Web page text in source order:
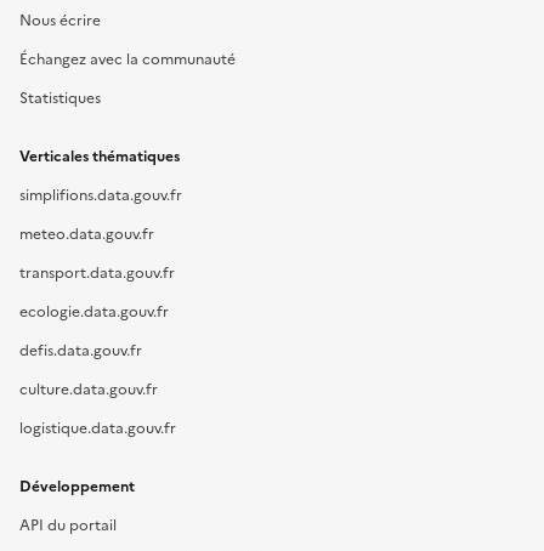
Nous écrire
Échangez avec la communauté
Statistiques
Verticales thématiques
simplifions.data.gouv.fr
meteo.data.gouv.fr
transport.data.gouv.fr
ecologie.data.gouv.fr
defis.data.gouv.fr
culture.data.gouv.fr
logistique.data.gouv.fr
Développement
API du portail